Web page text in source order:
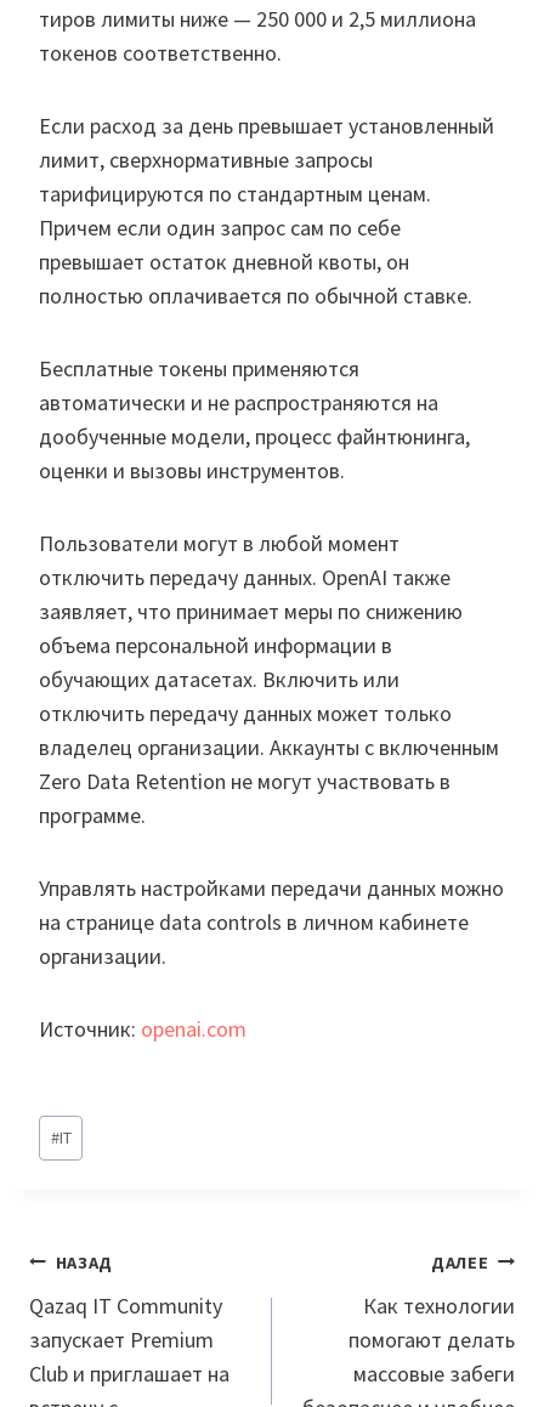
тиров лимиты ниже — 250 000 и 2,5 миллиона
токенов соответственно.
Если расход за день превышает установленный
лимит, сверхнормативные запросы
тарифицируются по стандартным ценам.
Причем если один запрос сам по себе
превышает остаток дневной квоты, он
полностью оплачивается по обычной ставке.
Бесплатные токены применяются
автоматически и не распространяются на
дообученные модели, процесс файнтюнинга,
оценки и вызовы инструментов.
Пользователи могут в любой момент
отключить передачу данных. OpenAI также
заявляет, что принимает меры по снижению
объема персональной информации в
обучающих датасетах. Включить или
отключить передачу данных может только
владелец организации. Аккаунты с включенным
Zero Data Retention не могут участвовать в
программе.
Управлять настройками передачи данных можно
на странице data controls в личном кабинете
организации.
Источник: openai.com
Метки
записи:
#IT
Навигация
по
записям
НАЗАД
Qazaq IT Community
запускает Premium
Club и приглашает на
ДАЛЕЕ
Как технологии
помогают делать
массовые забеги